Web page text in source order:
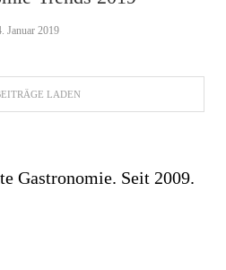
Januar 2019
LADEN
Gastronomie. Seit 2009.